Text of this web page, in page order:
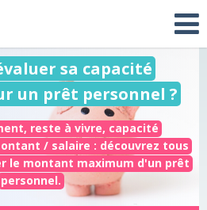
sa capacité
un prêt personnel ?
reste à vivre, capacité
/ salaire : découvrez tous
le montant maximum d'un prêt
personnel.